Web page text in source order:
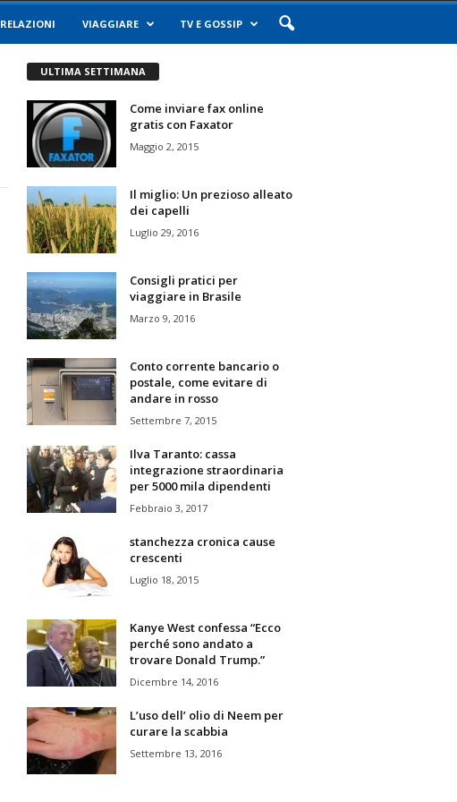
RELAZIONI VIAGGIARE TV E GOSSIP
ULTIMA SETTIMANA
Come inviare fax online
gratis con Faxator
Maggio 2, 2015
Il miglio: Un prezioso alleato
dei capelli
Luglio 29, 2016
Consigli pratici per
viaggiare in Brasile
Marzo 9, 2016
Conto corrente bancario o
postale, come evitare di
andare in rosso
Settembre 7, 2015
Ilva Taranto: cassa
integrazione straordinaria
per 5000 mila dipendenti
Febbraio 3, 2017
stanchezza cronica cause
crescenti
Luglio 18, 2015
Kanye West confessa “Ecco
perché sono andato a
trovare Donald Trump.”
Dicembre 14, 2016
L’uso dell’ olio di Neem per
curare la scabbia
Settembre 13, 2016